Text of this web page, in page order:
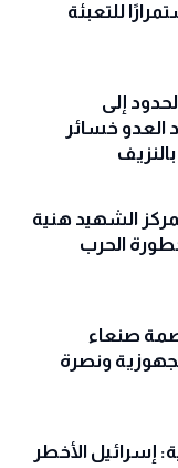
للتعبئة
إلى
العدو خسائر
الشهيد هنية
الحرب
صنعاء
ونصرة
إسرائيل الأخطر